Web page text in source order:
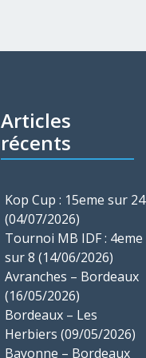
Articles
récents
Kop Cup : 15eme sur 24
(04/07/2026)
Tournoi MB IDF : 4eme
sur 8 (14/06/2026)
Avranches – Bordeaux
(16/05/2026)
Bordeaux – Les
Herbiers (09/05/2026)
Bayonne – Bordeaux